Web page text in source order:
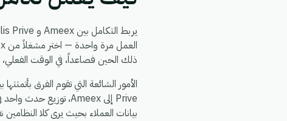
يربط التكامل بين Ameex و Colis Prive بين
ذلك الحين فصاعداً، في الوقت
بيانات العملاء بحيث يرى كلا